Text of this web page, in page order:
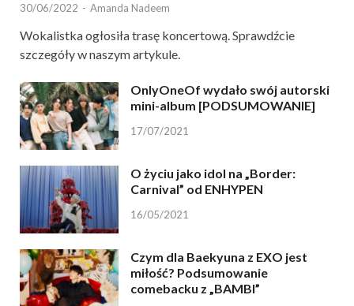
30/06/2022 - Amanda Nadeem
Wokalistka ogłosiła trasę koncertową. Sprawdźcie
szczegóły w naszym artykule.
OnlyOneOf wydało swój autorski
mini-album [PODSUMOWANIE]
17/07/2021
O życiu jako idol na „Border:
Carnival” od ENHYPEN
16/05/2021
Czym dla Baekyuna z EXO jest
miłość? Podsumowanie
comebacku z „BAMBI”